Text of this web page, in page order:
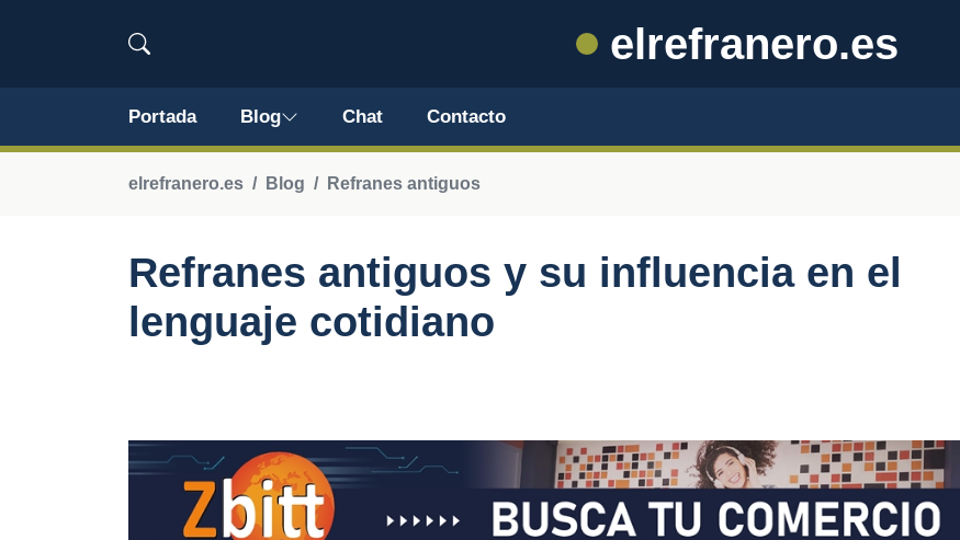
elrefranero.es
Portada Blog Chat Contacto
elrefranero.es Blog Refranes antiguos
Refranes antiguos y su influencia en el
lenguaje cotidiano